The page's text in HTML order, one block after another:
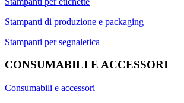
Stampanti di produzione e packaging
Stampanti per segnaletica
CONSUMABILI E ACCESSORI
Consumabili e accessori